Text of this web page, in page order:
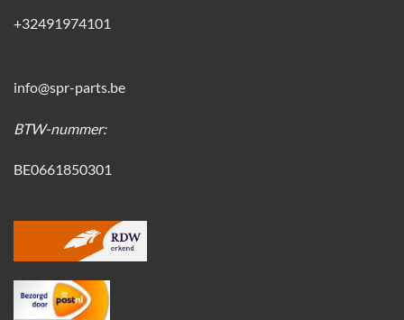
+32491974101
info@spr-parts.be
BTW-nummer:
BE0661850301